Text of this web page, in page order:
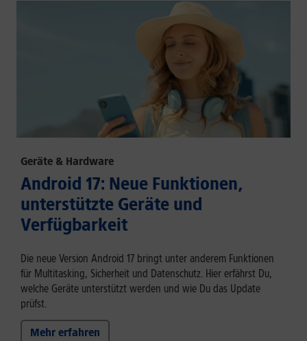
Geräte & Hardware
Android 17: Neue Funktionen,
unterstützte Geräte und
Verfügbarkeit
Die neue Version Android 17 bringt unter anderem Funktionen
für Multitasking, Sicherheit und Datenschutz. Hier erfährst Du,
welche Geräte unterstützt werden und wie Du das Update
prüfst.
Mehr erfahren